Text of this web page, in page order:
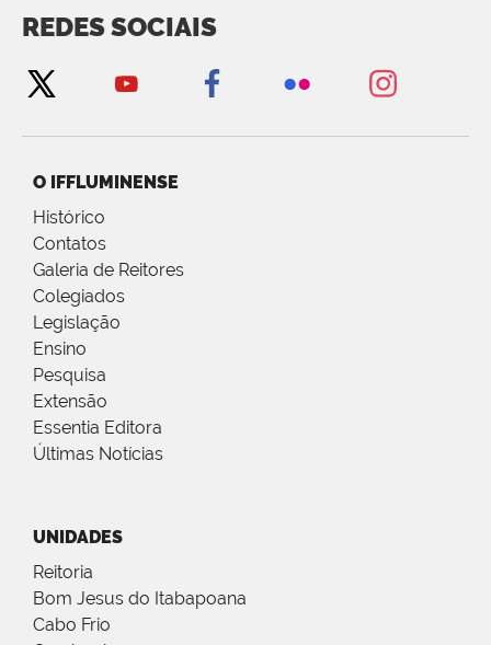
REDES SOCIAIS
O IFFLUMINENSE
Histórico
Contatos
Galeria de Reitores
Colegiados
Legislação
Ensino
Pesquisa
Extensão
Essentia Editora
Últimas Notícias
UNIDADES
Reitoria
Bom Jesus do Itabapoana
Cabo Frio